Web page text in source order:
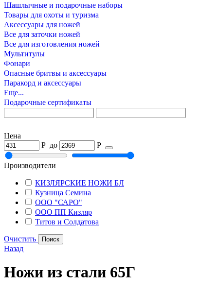
Шашлычные и подарочные наборы
Товары для охоты и туризма
Аксессуары для ножей
Все для заточки ножей
Все для изготовления ножей
Мультитулы
Фонари
Опасные бритвы и аксессуары
Паракорд и аксессуары
Еще...
Подарочные сертификаты
Цена
Р до Р
Производители
КИЗЛЯРСКИЕ НОЖИ БЛ
Кузница Семина
ООО "САРО"
ООО ПП Кизляр
Титов и Солдатова
Очистить
Назад
Ножи из стали 65Г